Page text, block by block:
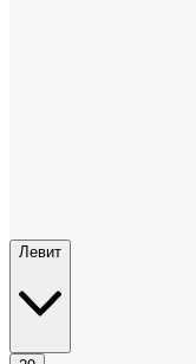
Левит